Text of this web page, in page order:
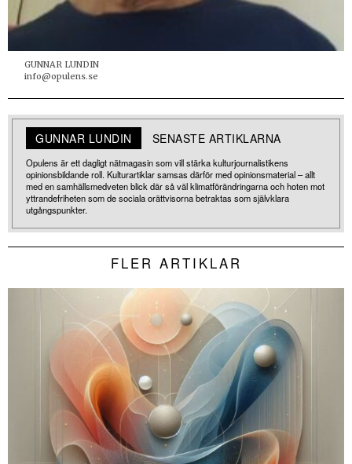
GUNNAR LUNDIN
info@opulens.se
GUNNAR LUNDIN SENASTE ARTIKLARNA
Opulens är ett dagligt nätmagasin som vill stärka kulturjournalistikens
opinionsbildande roll. Kulturartiklar samsas därför med opinionsmaterial – allt
med en samhällsmedveten blick där så väl klimatförändringarna och hoten mot
yttrandefriheten som de sociala orättvisorna betraktas som självklara
utgångspunkter.
FLER ARTIKLAR